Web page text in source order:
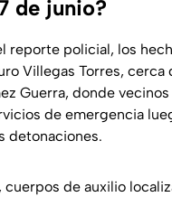
de junio?
reporte policial, los
Villegas Torres, cerca
Guerra, donde vecinos
de emergencia
detonaciones.
de auxilio